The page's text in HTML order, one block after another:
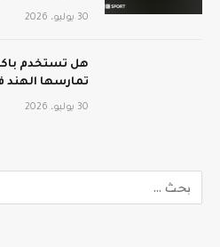
30 يوليو، 2026
هل تستخدم
تمارسها
30 يوليو، 2026